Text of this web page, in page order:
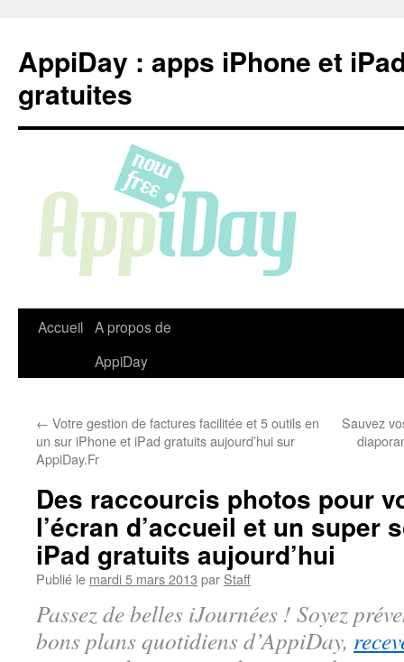
contenu
AppiDay : apps iPhone et
gratuites
Accueil A propos de
AppiDay
← Votre gestion de factures facilitée et 5 outils en
un sur iPhone et iPad gratuits aujourd’hui sur
AppiDay.Fr
Sauvez
Des raccourcis photos pour
l’écran d’accueil et un super
iPad gratuits aujourd’hui
Publié le mardi 5 mars 2013 par Staff
Passez de belles iJournées ! Soyez
bons plans quotidiens d’AppiDay,